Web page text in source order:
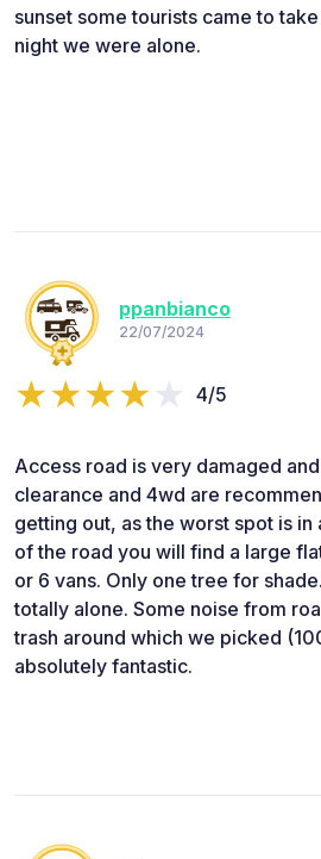
sunset some tourists came to
night we were alone.
ppanbianco
22/07/2024
4/5
Access road is very damaged
clearance and 4wd are
getting out, as the worst spot is
of the road you will find a large
or 6 vans. Only one tree for
totally alone. Some noise from
trash around which we picked
absolutely fantastic.